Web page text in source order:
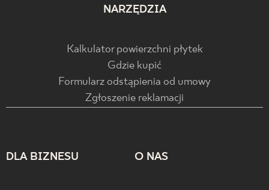
NARZĘDZIA
Kalkulator powierzchni płytek
Gdzie kupić
Formularz odstąpienia od umowy
Zgłoszenie reklamacji
DLA BIZNESU O NAS